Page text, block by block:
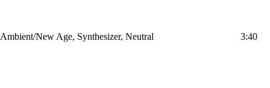
Ambient/New Age, Synthesizer, Neutral 3:40